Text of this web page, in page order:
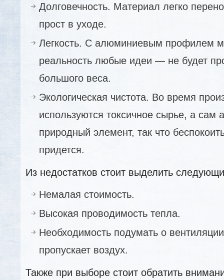
Долговечность. Материал легко
прост в уходе.
Легкость. С алюминиевым профилем
реальность любые идеи — не будет
большого веса.
Экологическая чистота. Во время
используются токсичное сырье, а
природный элемент, так что
придется.
Из недостатков стоит выделить
Немалая стоимость.
Высокая проводимость тепла.
Необходимость подумать о
пропускает воздух.
Также при выборе стоит обратить